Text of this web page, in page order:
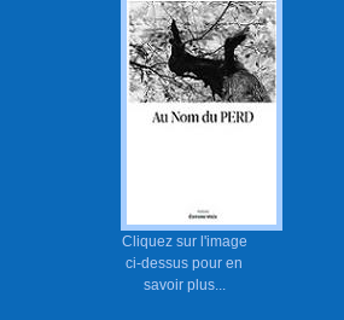
Cliquez sur l'image
ci-dessus pour en
savoir plus...